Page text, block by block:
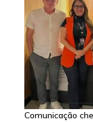
Comunicação